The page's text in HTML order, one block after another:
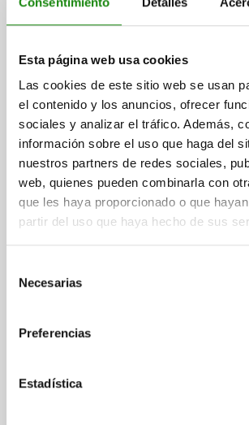
Esta página web usa cookies
Las cookies de este sitio web se usan
el contenido y los anuncios, ofrecer
sociales y analizar el tráfico. Además,
información sobre el uso que haga del
nuestros partners de redes sociales,
web, quienes pueden combinarla con
que les haya proporcionado o que
partir del uso que haya hecho de sus
Necesarias
Preferencias
Estadística
Y BRU
ANCHURA=78 B1=20 DIÁMETRO=22 D1=33
ALTURA=250 H1=102 H2=5,5 H3=91 H4=161
L1=45
L2=100 L3=44 L4=270
04211-09-36007825022
$46,354.00
más IVA.
más gastos de envío
PRISMA 360X78X250, ACERO